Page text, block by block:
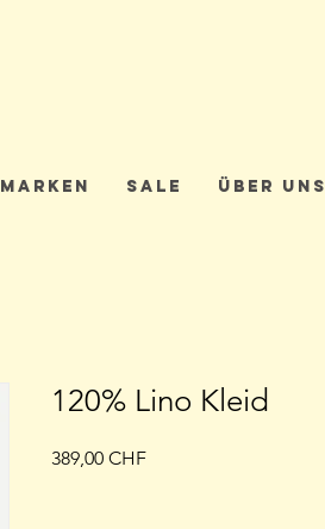
Marken Sale Über uns
120% Lino Kleid
389,00 CHFPreis